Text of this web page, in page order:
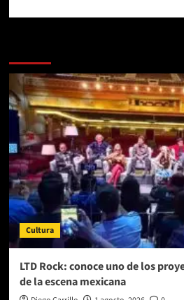
Cultura
LTD Rock: conoce uno de los
de la escena mexicana